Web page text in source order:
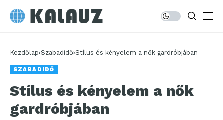
Kezdőlap Szabadidő Stílus és kényelem a nők gardróbjában
SZABADIDŐ
Stílus és kényelem a nők
gardróbjában